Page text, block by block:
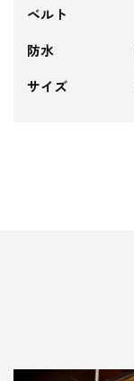
ベルト
防水
サイズ